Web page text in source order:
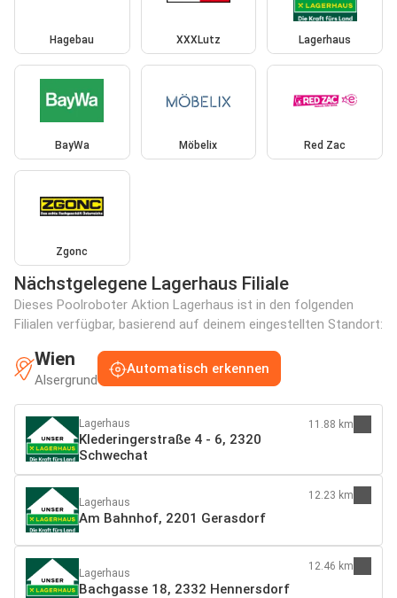
Hagebau XXXLutz Lagerhaus
BayWa Möbelix Red Zac
Zgonc
Nächstgelegene Lagerhaus Filiale
Dieses Poolroboter Aktion Lagerhaus ist in den folgenden
Filialen verfügbar, basierend auf deinem eingestellten Standort:
Wien
Alsergrund
Automatisch erkennen
Lagerhaus
Klederingerstraße 4 - 6, 2320
Schwechat
11.88 km
Lagerhaus
Am Bahnhof, 2201 Gerasdorf
12.23 km
Lagerhaus
Bachgasse 18, 2332 Hennersdorf
12.46 km